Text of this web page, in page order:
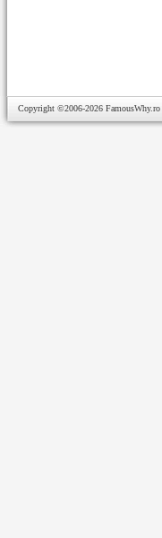
Copyright ©2006-2026 FamousWhy.ro